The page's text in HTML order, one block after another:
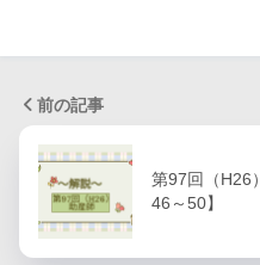
前の記事
第97回（H26
46～50】